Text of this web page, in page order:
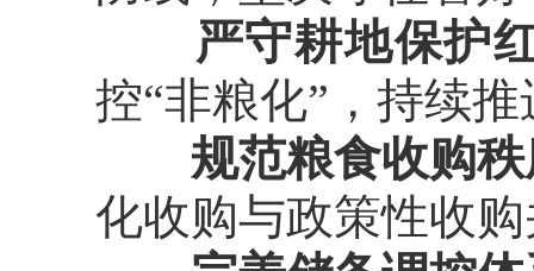
严守耕地保护
控“非粮化”，持续
规范粮食收购
化收购与政策性收